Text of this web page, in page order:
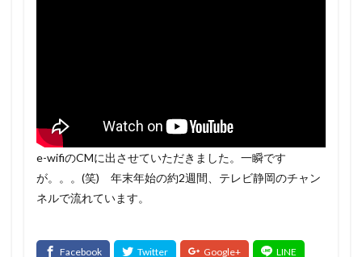
e-wifiのCMに出させていただきました。一瞬です
が。。。(笑) 年末年始の約2週間、テレビ静岡のチャン
ネルで流れています。